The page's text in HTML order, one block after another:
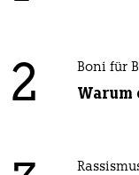
2 Boni für
Warum